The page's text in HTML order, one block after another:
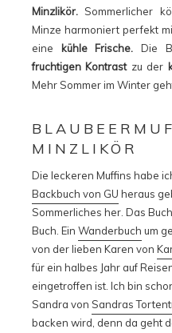
Minzlikör. Sommerlicher
Minze harmoniert perfekt
eine kühle Frische. Die
fruchtigen Kontrastzu der
Mehr Sommer im Winter
MINZLIKÖR
Die leckeren Muffins habe
Backbuch von GU heraus
Sommerliches her. Das
Buch. Ein Wanderbuch um
von der lieben Karen von
für ein halbes Jahr auf
eingetroffen ist. Ich bin
Sandra von Sandras
backen wird, denn da geht